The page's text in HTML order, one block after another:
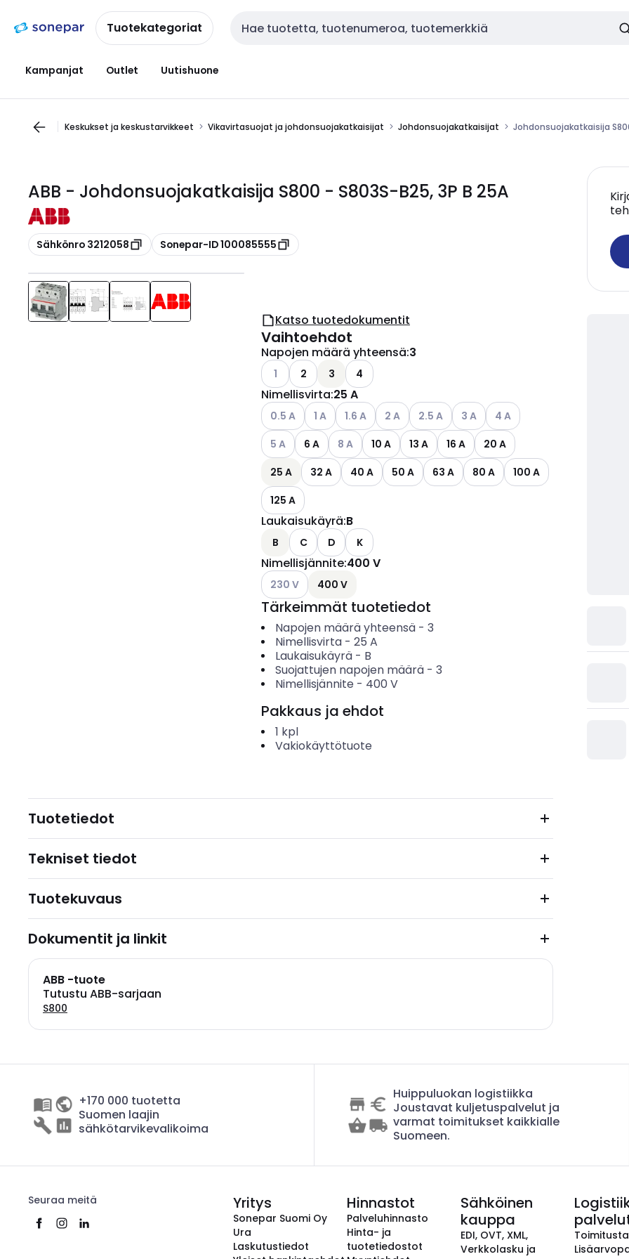
navigointiinsisältöönTuotekategoriat Haku
Kampanjat Outlet Uutishuone
Keskukset ja keskustarvikkeet Vikavirtasuojat ja johdonsuojakatkaisijat Johdonsuojakatkaisijat Johdonsuojakatkaisija
ABB - Johdonsuojakatkaisija S800 - S803S-B25, 3P B 25A
Kopioi
Sähkönro 3212058 Kopioi
Sonepar-ID 100085555
Katso tuotedokumentit
Vaihtoehdot
Napojen määrä yhteensä:3
Katso käytettävissä olevat vaihtoehdot
1 2 3 4
Nimellisvirta:25 A
Katso käytettävissä olevat vaihtoehdot
0.5 A Katso käytettävissä olevat vaihtoehdot
1 A Katso käytettävissä olevat vaihtoehdot
1.6 A Katso käytettävissä olevat vaihtoehdot
2 A Katso käytettävissä olevat vaihtoehdot
2.5 A Katso käytettävissä olevat
3 A Katso käytettävissä olevat
4 A
Katso käytettävissä olevat vaihtoehdot
5 A 6 A Katso käytettävissä olevat vaihtoehdot
8 A 10 A 13 A 16 A
20 A
25 A
32 A 40 A 50 A 63 A 80 A
100 A
125 A
Laukaisukäyrä:B
B C D K
Nimellisjännite:400 V
Katso käytettävissä olevat vaihtoehdot
230 V 400 V
Tärkeimmät tuotetiedot
Napojen määrä yhteensä- 3
Nimellisvirta- 25 A
Laukaisukäyrä- B
Suojattujen napojen määrä- 3
Nimellisjännite - 400 V
Pakkaus ja ehdot
1 kpl
Vakiokäyttötuote
Tuotetiedot
Tekniset tiedot
Tuotekuvaus
Dokumentit ja linkit
ABB -tuote
Tutustu ABB-sarjaan
S800
+170 000 tuotetta
Suomen laajin
sähkötarvikevalikoima
Huippuluokan logistiikka
Joustavat kuljetuspalvelut ja
varmat toimitukset kaikkialle
Suomeen.
Seuraa meitä Yritys
Sonepar Suomi Oy
Ura
Laskutustiedot
Hinnastot
Palveluhinnasto
Hinta- ja
tuotetiedostot
Sähköinen
kauppa
EDI, OVT, XML,
Verkkolasku ja